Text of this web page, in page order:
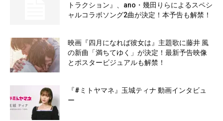
トラクション』、ano・幾田りらによるスペシ
ャルコラボソング2曲が決定！本予告も解禁！
映画『四月になれば彼女は』主題歌に藤井 風
の新曲「満ちてゆく」が決定！最新予告映像
とポスタービジュアルも解禁！
『#ミトヤマネ』玉城ティナ 動画インタビュ
ー